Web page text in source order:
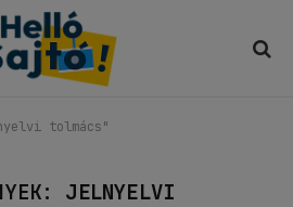
tolmács"
JELNYELVI